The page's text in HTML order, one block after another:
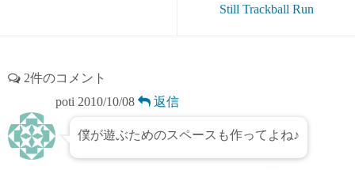
Still Trackball Run
2件のコメント
poti 2010/10/08 返信
僕が遊ぶためのスペースも作ってよね♪